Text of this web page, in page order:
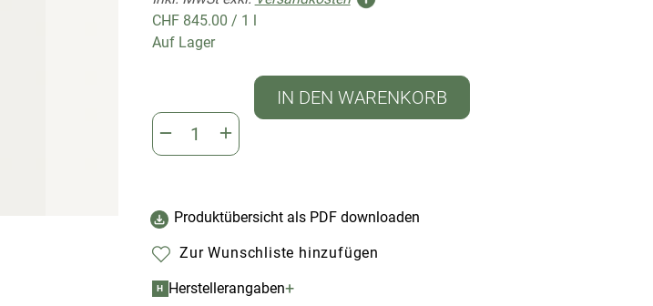
CHF 845.00 / 1 l
Auf Lager
IN DEN WARENKORB
Produktübersicht als PDF downloaden
Zur Wunschliste hinzufügen
H Herstellerangaben+